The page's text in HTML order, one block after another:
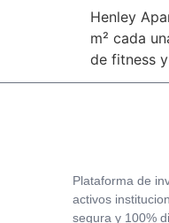
Henley
m² cada
de fitness
Plataforma de
activos
segura y 100%